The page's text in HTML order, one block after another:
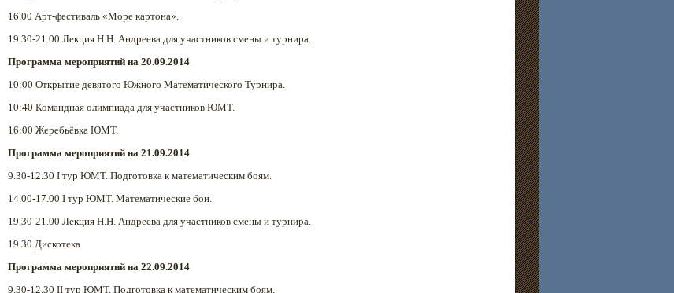
16.00 Арт-фестиваль «Море картона».
19.30-21.00 Лекция Н.Н. Андреева для участников смены и турнира.
Программа мероприятий на 20.09.2014
10:00 Открытие девятого Южного Математического Турнира.
10:40 Командная олимпиада для участников ЮМТ.
16:00 Жеребьёвка ЮМТ.
Программа мероприятий на 21.09.2014
9.30-12.30 I тур ЮМТ. Подготовка к математическим боям.
14.00-17.00 I тур ЮМТ. Математические бои.
19.30-21.00 Лекция Н.Н. Андреева для участников смены и турнира.
19.30 Дискотека
Программа мероприятий на 22.09.2014
9.30-12.30 II тур ЮМТ. Подготовка к математическим боям.